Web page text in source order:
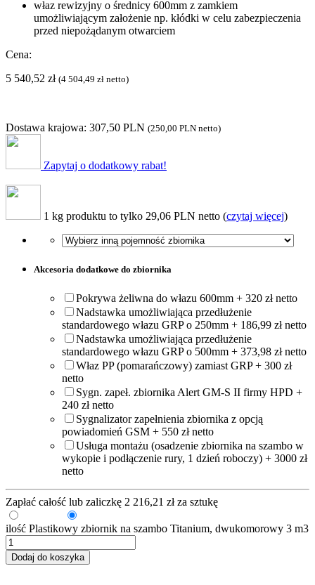
właz rewizyjny o średnicy 600mm z zamkiem
umożliwiającym założenie np. kłódki w celu zabezpieczenia
przed niepożądanym otwarciem
Cena:
5 540,52 zł (4 504,49 zł netto)
Dostawa krajowa: 307,50 PLN (250,00 PLN netto)
Zapytaj o dodatkowy rabat!
1 kg produktu to tylko 29,06 PLN netto (czytaj więcej)
Akcesoria dodatkowe do zbiornika
Pokrywa żeliwna do włazu 600mm + 320 zł netto
Nadstawka umożliwiająca przedłużenie
standardowego włazu GRP o 250mm + 186,99 zł netto
Nadstawka umożliwiająca przedłużenie
standardowego włazu GRP o 500mm + 373,98 zł netto
Właz PP (pomarańczowy) zamiast GRP + 300 zł
netto
Sygn. zapeł. zbiornika Alert GM-S II firmy HPD +
240 zł netto
Sygnalizator zapełnienia zbiornika z opcją
powiadomień GSM + 550 zł netto
Usługa montażu (osadzenie zbiornika na szambo w
wykopie i podłączenie rury, 1 dzień roboczy) + 3000 zł
netto
Zapłać całość lub zaliczkę 2 216,21 zł za sztukę
ilość Plastikowy zbiornik na szambo Titanium, dwukomorowy 3 m3
Dodaj do koszyka